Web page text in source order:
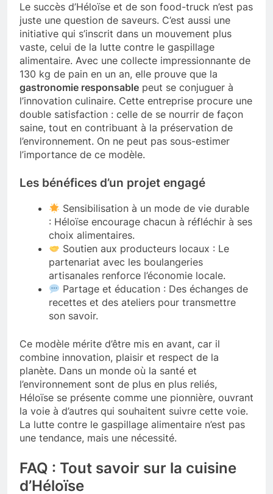
Le succès d’Héloïse et de son food-truck n’est pas
juste une question de saveurs. C’est aussi une
initiative qui s’inscrit dans un mouvement plus
vaste, celui de la lutte contre le gaspillage
alimentaire. Avec une collecte impressionnante de
130 kg de pain en un an, elle prouve que la
gastronomie responsable peut se conjuguer à
l’innovation culinaire. Cette entreprise procure une
double satisfaction : celle de se nourrir de façon
saine, tout en contribuant à la préservation de
l’environnement. On ne peut pas sous-estimer
l’importance de ce modèle.
Les bénéfices d’un projet engagé
Sensibilisation à un mode de vie durable
: Héloïse encourage chacun à réfléchir à ses
choix alimentaires.
Soutien aux producteurs locaux : Le
partenariat avec les boulangeries
artisanales renforce l’économie locale.
Partage et éducation : Des échanges de
recettes et des ateliers pour transmettre
son savoir.
Ce modèle mérite d’être mis en avant, car il
combine innovation, plaisir et respect de la
planète. Dans un monde où la santé et
l’environnement sont de plus en plus reliés,
Héloïse se présente comme une pionnière, ouvrant
la voie à d’autres qui souhaitent suivre cette voie.
La lutte contre le gaspillage alimentaire n’est pas
une tendance, mais une nécessité.
FAQ : Tout savoir sur la cuisine
d’Héloïse